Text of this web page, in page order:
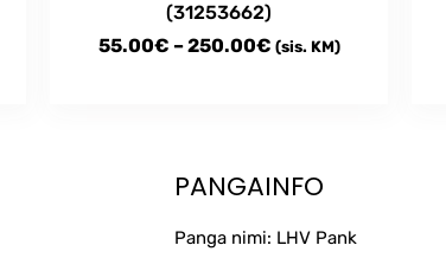
(31253662)
55.00€ –250.00€Price
250.00€
(sis. KM)
PANGAINFO
Panga nimi: LHV Pank